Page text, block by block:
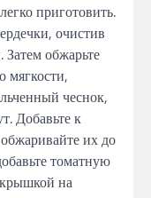
приготовить.
очистив
Затем обжарьте
мягкости,
чеснок,
Добавьте к
их до
томатную
на